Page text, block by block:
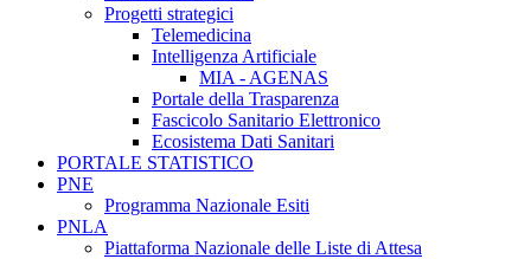
Progetti strategici
Telemedicina
Intelligenza Artificiale
MIA - AGENAS
Portale della Trasparenza
Fascicolo Sanitario Elettronico
Ecosistema Dati Sanitari
PORTALE STATISTICO
PNE
Programma Nazionale Esiti
PNLA
Piattaforma Nazionale delle Liste di Attesa